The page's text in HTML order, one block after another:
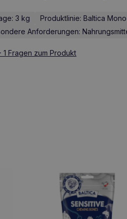
3 kg Produktlinie: Baltica
Anforderungen:
1 Fragen zum Produkt